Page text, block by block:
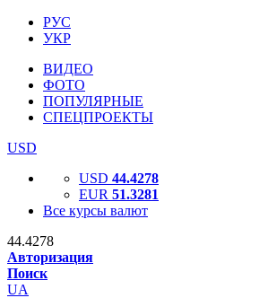
РУС
УКР
ВИДЕО
ФОТО
ПОПУЛЯРНЫЕ
СПЕЦПРОЕКТЫ
USD
USD 44.4278
EUR 51.3281
Все курсы валют
44.4278
Авторизация
Поиск
UA